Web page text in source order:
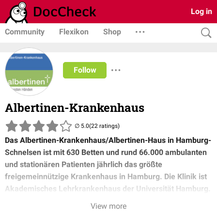
Log in
Community Flexikon Shop
Follow
Albertinen-Krankenhaus
(22 ratings)
Das Albertinen-Krankenhaus/Albertinen-Haus in Hamburg-
Schnelsen ist mit 630 Betten und rund 66.000 ambulanten
und stationären Patienten jährlich das größte
freigemeinnützige Krankenhaus in Hamburg. Die Klinik ist
Akademisches Lehrkrankenhaus der Universität Hamburg.
Behandlungsschwerpunkte der Einrichtung sind:
View more